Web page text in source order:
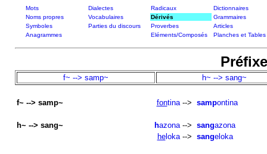
Mots Dialectes Radicaux
Dictionnaires
Noms propres
Vocabulaires Dérivés
Grammaires
Symboles
Parties du discours Proverbes
Articles
Anagrammes
Eléments/Composés Planches et Tables
f~ --> samp~ h~ --> sang~
f~ --> samp~ fontina--> sampontina
h~ --> sang~ hazona--> sangazona
heloka--> sangeloka